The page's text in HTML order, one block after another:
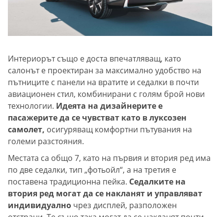
Интериорът също е доста впечатляващ, като
салонът е проектиран за максимално удобство на
пътниците с панели на вратите и седалки в почти
авиационен стил, комбинирани с голям брой нови
технологии. Идеята на дизайнерите е
пасажерите да се чувстват като в луксозен
самолет, осигуряващ комфортни пътувания на
големи разстояния.
Местата са общо 7, като на първия и втория ред има
по две седалки, тип „фотьойл“, а на третия е
поставена традиционна пейка. Седалките на
втория ред могат да се накланят и управляват
индивидуално чрез дисплей, разположен